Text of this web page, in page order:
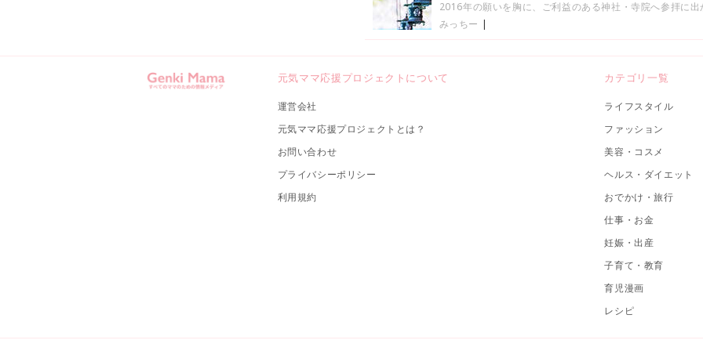
2016年の願いを胸に、ご利益のある神社・寺院へ参拝に出
みっちー |
元気ママ応援プロジェクトについて
運営会社
元気ママ応援プロジェクトとは？
お問い合わせ
プライバシーポリシー
利用規約
カテゴリ一覧
ライフスタイル
ファッション
美容・コスメ
ヘルス・ダイエット
おでかけ・旅行
仕事・お金
妊娠・出産
子育て・教育
育児漫画
レシピ